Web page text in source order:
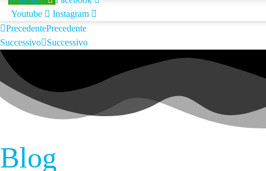
Youtube
Instagram
PrecedentePrecedente
Successivo
Successivo
Blog